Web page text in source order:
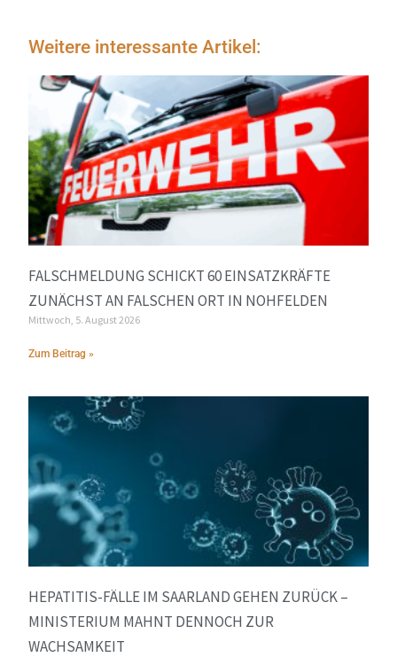
Weitere interessante Artikel:
FALSCHMELDUNG SCHICKT 60 EINSATZKRÄFTE
ZUNÄCHST AN FALSCHEN ORT IN NOHFELDEN
Mittwoch, 5. August 2026
Zum Beitrag »
HEPATITIS-FÄLLE IM SAARLAND GEHEN ZURÜCK –
MINISTERIUM MAHNT DENNOCH ZUR
WACHSAMKEIT